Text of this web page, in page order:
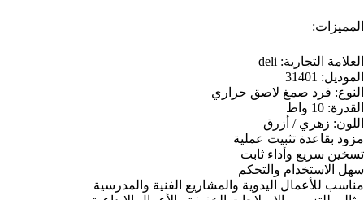
المميزات:
العلامة التجارية: deli
الموديل: 31401
النوع: فرد صمغ لاصق حراري
القدرة: 10 واط
اللون: زهري / أزرق
مزود بقاعدة تثبيت عملية
تسخين سريع وأداء ثابت
سهل الاستخدام والتحكم
مناسب للأعمال اليدوية والمشاريع الفنية والمدرسية